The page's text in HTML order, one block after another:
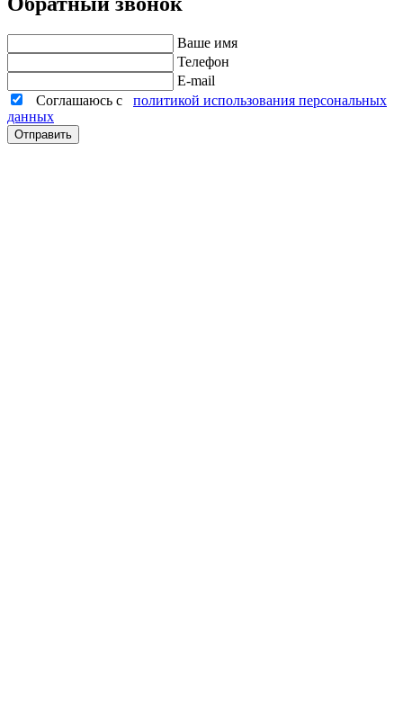
Ваше имя
Телефон
E-mail
Соглашаюсь с политикой использования персональных
данных
Отправить